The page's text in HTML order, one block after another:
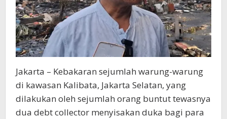
Jakarta – Kebakaran sejumlah warung-warung
di kawasan Kalibata, Jakarta Selatan, yang
dilakukan oleh sejumlah orang buntut tewasnya
dua debt collector menyisakan duka bagi para